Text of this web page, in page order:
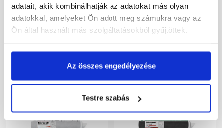
adatait, akik kombinálhatják az adatokat más olyan
adatokkal, amelyeket Ön adott meg számukra vagy az
Ön által használt más szolgáltatásokból gyűjtöttek.
Az összes engedélyezése
Testre szabás
700 Ft/ m2 960 Ft/ m2